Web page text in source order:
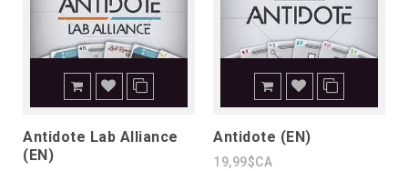
Antidote Lab Alliance
(EN)
Antidote (EN)
19,99$CA